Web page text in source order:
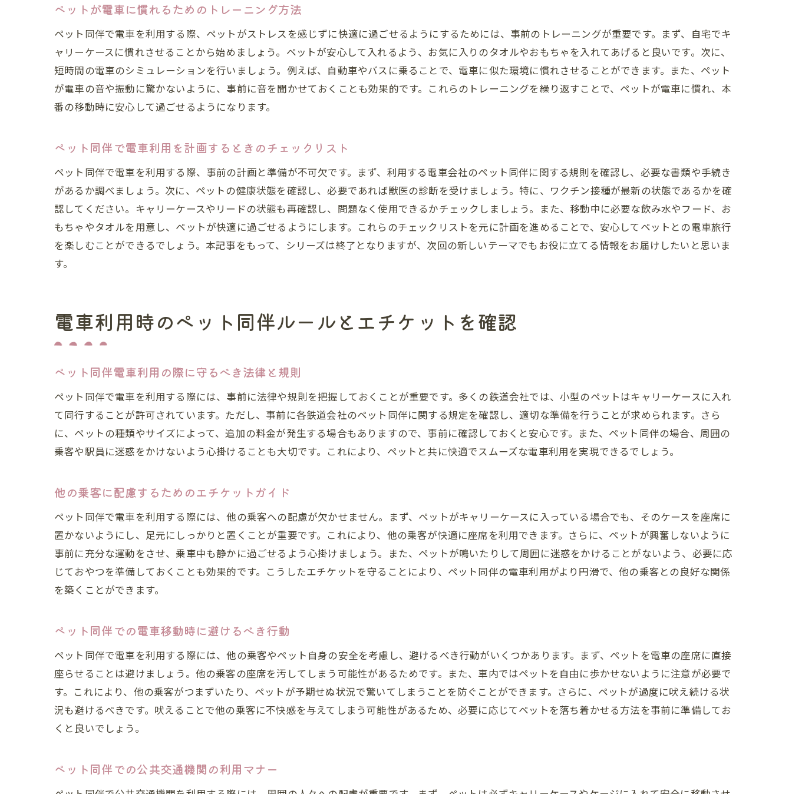
電車でのペット同伴旅行を楽しむための必須アイテム
快適な電車旅行に欠かせないペット用グッズ
ペット同伴旅行に役立つ便利アイテム
ペットのニーズに応じた持ち物の選び方
旅行中にペットがリラックスできるアイテム
ペット同伴時に役立つ電車利用の豆知識
ペット同伴電車旅行のための裏技とコツ
知られざるペット同伴電車利用のヒント
ペットのための特別な電車サービス情報
電車旅行中にペットと楽しむアクティビティ
ペット同伴電車旅行をスムーズにする計画法
ペットとの電車旅行を成功させるコミュニケーション法
旅行後のペットのケアと健康管理
ペットと共に電車移動を楽しむためのアクションプラン
ペットが電車に慣れるためのトレーニング方法
ペット同伴で電車を利用する際、ペットがストレスを感じずに快適に過ごせるようにするためには、事前のトレーニングが重要です。まず、自宅でキ
ャリーケースに慣れさせることから始めましょう。ペットが安心して入れるよう、お気に入りのタオルやおもちゃを入れてあげると良いです。次に、
短時間の電車のシミュレーションを行いましょう。例えば、自動車やバスに乗ることで、電車に似た環境に慣れさせることができます。また、ペット
が電車の音や振動に驚かないように、事前に音を聞かせておくことも効果的です。これらのトレーニングを繰り返すことで、ペットが電車に慣れ、本
番の移動時に安心して過ごせるようになります。
ペット同伴で電車利用を計画するときのチェックリスト
ペット同伴で電車を利用する際、事前の計画と準備が不可欠です。まず、利用する電車会社のペット同伴に関する規則を確認し、必要な書類や手続き
があるか調べましょう。次に、ペットの健康状態を確認し、必要であれば獣医の診断を受けましょう。特に、ワクチン接種が最新の状態であるかを確
認してください。キャリーケースやリードの状態も再確認し、問題なく使用できるかチェックしましょう。また、移動中に必要な飲み水やフード、お
もちゃやタオルを用意し、ペットが快適に過ごせるようにします。これらのチェックリストを元に計画を進めることで、安心してペットとの電車旅行
を楽しむことができるでしょう。本記事をもって、シリーズは終了となりますが、次回の新しいテーマでもお役に立てる情報をお届けしたいと思いま
す。
電車利用時のペット同伴ルールとエチケットを確認
ペット同伴電車利用の際に守るべき法律と規則
ペット同伴で電車を利用する際には、事前に法律や規則を把握しておくことが重要です。多くの鉄道会社では、小型のペットはキャリーケースに入れ
て同行することが許可されています。ただし、事前に各鉄道会社のペット同伴に関する規定を確認し、適切な準備を行うことが求められます。さら
に、ペットの種類やサイズによって、追加の料金が発生する場合もありますので、事前に確認しておくと安心です。また、ペット同伴の場合、周囲の
乗客や駅員に迷惑をかけないよう心掛けることも大切です。これにより、ペットと共に快適でスムーズな電車利用を実現できるでしょう。
他の乗客に配慮するためのエチケットガイド
ペット同伴で電車を利用する際には、他の乗客への配慮が欠かせません。まず、ペットがキャリーケースに入っている場合でも、そのケースを座席に
置かないようにし、足元にしっかりと置くことが重要です。これにより、他の乗客が快適に座席を利用できます。さらに、ペットが興奮しないように
事前に充分な運動をさせ、乗車中も静かに過ごせるよう心掛けましょう。また、ペットが鳴いたりして周囲に迷惑をかけることがないよう、必要に応
じておやつを準備しておくことも効果的です。こうしたエチケットを守ることにより、ペット同伴の電車利用がより円滑で、他の乗客との良好な関係
を築くことができます。
ペット同伴での電車移動時に避けるべき行動
ペット同伴で電車を利用する際には、他の乗客やペット自身の安全を考慮し、避けるべき行動がいくつかあります。まず、ペットを電車の座席に直接
座らせることは避けましょう。他の乗客の座席を汚してしまう可能性があるためです。また、車内ではペットを自由に歩かせないように注意が必要で
す。これにより、他の乗客がつまずいたり、ペットが予期せぬ状況で驚いてしまうことを防ぐことができます。さらに、ペットが過度に吠え続ける状
況も避けるべきです。吠えることで他の乗客に不快感を与えてしまう可能性があるため、必要に応じてペットを落ち着かせる方法を事前に準備してお
くと良いでしょう。
ペット同伴での公共交通機関の利用マナー